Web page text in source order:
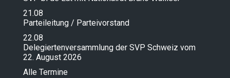
21.08
Parteileitung / Parteivorstand
22.08
Delegiertenversammlung der SVP Schweiz vom
22. August 2026
Alle Termine